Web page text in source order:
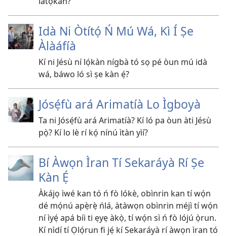
Idà Ni Òtítọ́ Ń Mú Wá, Kì Í Ṣe
Àlàáfíà
Kí ni Jésù ní lọ́kàn nígbà tó sọ pé òun mú idà
wá, báwo ló sì ṣe kàn ẹ́?
Jósẹ́fù ará Arimatíà Lo Ìgboyà
Ta ni Jósẹ́fù ará Arimatíà? Kí ló pa òun àti Jésù
pọ̀? Kí lo lè rí kọ́ nínú ìtàn yìí?
Bí Àwọn Ìran Tí Sekaráyà Rí Ṣe
Kàn Ẹ́
Àkájọ ìwé kan tó ń fò lókè, obìnrin kan tí wọ́n
dé mọ́nú apẹ̀rẹ̀ ńlá, àtàwọn obìnrin méjì tí wọ́n
ní ìyẹ́ apá bíi ti ẹyẹ àkọ̀, tí wọ́n sì ń fò lójú ọ̀run.
Kí nìdí tí Ọlọ́run fi jẹ́ kí Sekaráyà rí àwọn ìran tó